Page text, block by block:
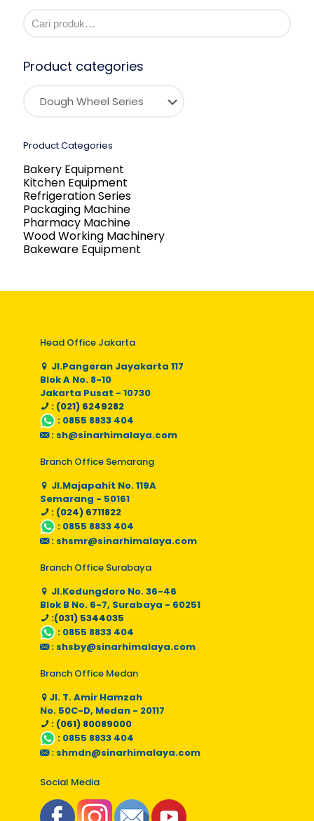
Product categories
Product Categories
Bakery Equipment
Kitchen Equipment
Refrigeration Series
Packaging Machine
Pharmacy Machine
Wood Working Machinery
Bakeware Equipment
Head Office Jakarta
Jl.Pangeran Jayakarta 117
Blok A No. 8-10
Jakarta Pusat - 10730
: (021) 6249282
: 0855 8833 404
: sh@sinarhimalaya.com
Branch Office Semarang
Jl.Majapahit No. 119A
Semarang - 50161
: (024) 6711822
: 0855 8833 404
: shsmr@sinarhimalaya.com
Branch Office Surabaya
Jl.Kedungdoro No. 36-46
Blok B No. 6-7, Surabaya - 60251
:(031) 5344035
: 0855 8833 404
: shsby@sinarhimalaya.com
Branch Office Medan
Jl. T. Amir Hamzah
No. 50C-D, Medan - 20117
: (061) 80089000
: 0855 8833 404
: shmdn@sinarhimalaya.com
Social Media